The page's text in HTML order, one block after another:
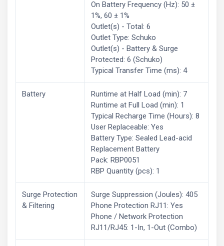
On Battery Frequency (Hz): 50 ±
1%, 60 ± 1%
Outlet(s) - Total: 6
Outlet Type: Schuko
Outlet(s) - Battery & Surge
Protected: 6 (Schuko)
Typical Transfer Time (ms): 4
Battery
Runtime at Half Load (min): 7
Runtime at Full Load (min): 1
Typical Recharge Time (Hours): 8
User Replaceable: Yes
Battery Type: Sealed Lead-acid
Replacement Battery
Pack: RBP0051
RBP Quantity (pcs): 1
Surge Protection
& Filtering
Surge Suppression (Joules): 405
Phone Protection RJ11: Yes
Phone / Network Protection
RJ11/RJ45: 1-In, 1-Out (Combo)